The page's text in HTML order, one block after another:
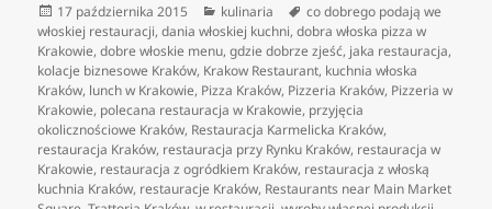
Data
publikacji
17 października 2015 Kategorie
kulinaria Tagi
co dobrego podają we
włoskiej restauracji,dania włoskiej kuchni,dobra włoska pizza w
Krakowie,dobre włoskie menu,gdzie dobrze zjeść, jaka restauracja,
kolacje biznesowe Kraków, Krakow Restaurant, kuchnia włoska
Kraków, lunch w Krakowie, Pizza Kraków, Pizzeria Kraków, Pizzeria w
Krakowie, polecana restauracja w Krakowie, przyjęcia
okolicznościowe Kraków, Restauracja Karmelicka Kraków,
restauracja Kraków, restauracja przy Rynku Kraków, restauracja w
Krakowie, restauracja z ogródkiem Kraków, restauracja z włoską
kuchnia Kraków, restauracje Kraków, Restaurants near Main Market